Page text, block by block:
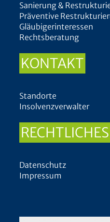
Sanierung &
Präventive
Gläubigerinteressen
Rechtsberatung
KONTAKT
Standorte
Insolvenzverwalter
RECHTLICHES
Datenschutz
Impressum